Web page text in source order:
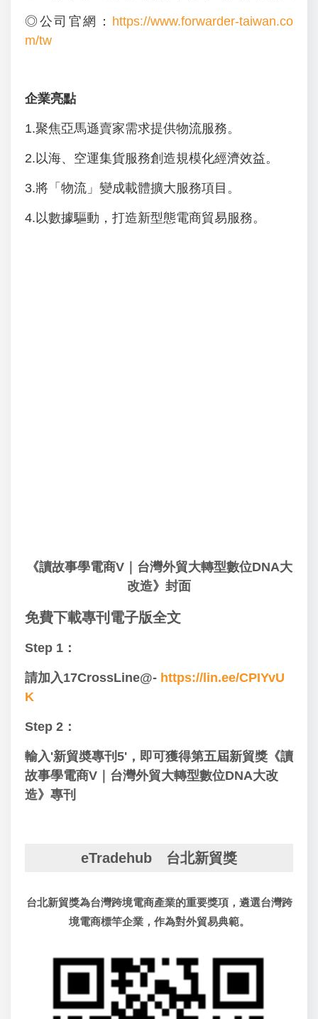
◎公司官網： https://www.forwarder-taiwan.co
m/tw
企業亮點
1.聚焦亞馬遜賣家需求提供物流服務。
2.以海、空運集貨服務創造規模化經濟效益。
3.將「物流」變成載體擴大服務項目。
4.以數據驅動，打造新型態電商貿易服務。
《讀故事學電商V｜台灣外貿大轉型數位DNA大
改造》封面
免費下載專刊電子版全文
Step 1：
請加入17CrossLine@- https://lin.ee/CPIYvU
K
Step 2：
輸入'新貿奬專刊5'，即可獲得第五屆新貿獎 《讀
故事學電商V｜台灣外貿大轉型數位DNA大改
造》 專刊
eTradehub 台北新貿獎
台北新貿獎為台灣跨境電商產業的重要獎項，遴選台灣跨
境電商標竿企業，作為對外貿易典範。